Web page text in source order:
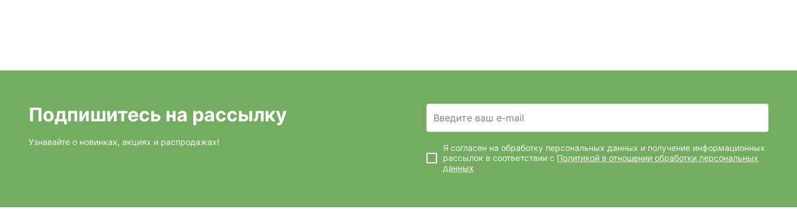
Подпишитесь на рассылку
Узнавайте о новинках, акциях и распродажах!
Введите ваш e-mail
Я согласен на обработку персональных данных и получение информационных
рассылок в соответствии с Политикой в отношении обработки персональных
данных *